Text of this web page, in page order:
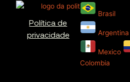
Política de
privacidade
Brasil
Argentina
Mexico
Colombia